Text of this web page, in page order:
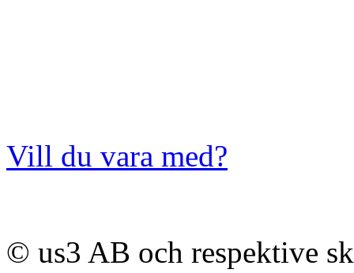
Vill du vara med?
© us3 AB och respektive